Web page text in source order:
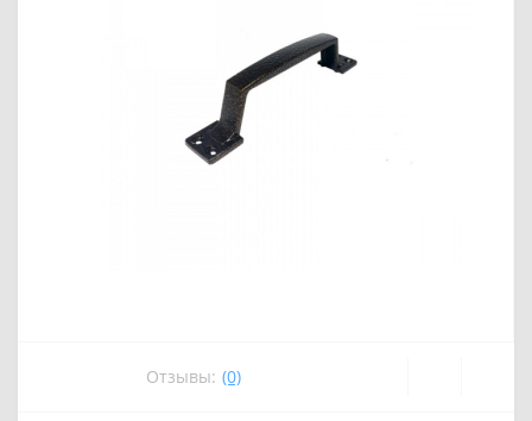
Отзывы: (0)